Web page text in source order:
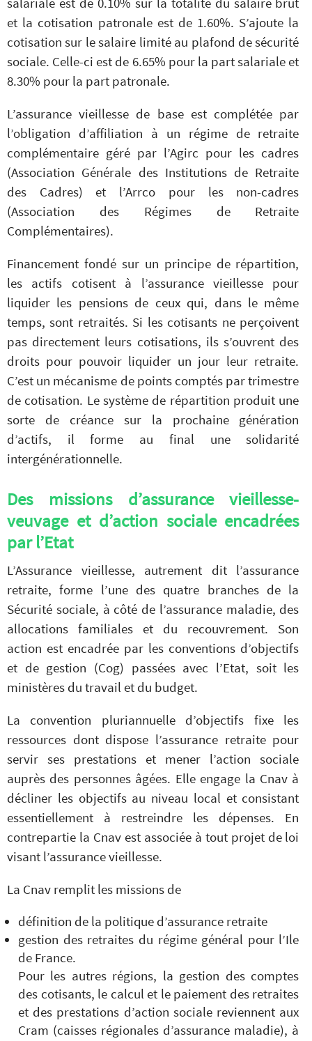
et la cotisation patronale est de 1.60%. S’ajoute la
cotisation sur le salaire limité au plafond de sécurité
sociale. Celle-ci est de 6.65% pour la part salariale et
8.30% pour la part patronale.
L’assurance vieillesse de base est complétée par
l’obligation d’affiliation à un régime de retraite
complémentaire géré par l’Agirc pour les cadres
(Association Générale des Institutions de Retraite
des Cadres) et l’Arrco pour les non-cadres
(Association des Régimes de Retraite
Complémentaires).
Financement fondé sur un principe de répartition,
les actifs cotisent à l’assurance vieillesse pour
liquider les pensions de ceux qui, dans le même
temps, sont retraités. Si les cotisants ne perçoivent
pas directement leurs cotisations, ils s’ouvrent des
droits pour pouvoir liquider un jour leur retraite.
C’est un mécanisme de points comptés par trimestre
de cotisation. Le système de répartition produit une
sorte de créance sur la prochaine génération
d’actifs, il forme au final une solidarité
intergénérationnelle.
Des missions d’assurance vieillesse-
veuvage et d’action sociale encadrées
par l’Etat
L’Assurance vieillesse, autrement dit l’assurance
retraite, forme l’une des quatre branches de la
Sécurité sociale, à côté de l’assurance maladie, des
allocations familiales et du recouvrement. Son
action est encadrée par les conventions d’objectifs
et de gestion (Cog) passées avec l’Etat, soit les
ministères du travail et du budget.
La convention pluriannuelle d’objectifs fixe les
ressources dont dispose l’assurance retraite pour
servir ses prestations et mener l’action sociale
auprès des personnes âgées. Elle engage la Cnav à
décliner les objectifs au niveau local et consistant
essentiellement à restreindre les dépenses. En
contrepartie la Cnav est associée à tout projet de loi
visant l’assurance vieillesse.
La Cnav remplit les missions de
définition de la politique d’assurance retraite
gestion des retraites du régime général pour l’Ile
de France.
Pour les autres régions, la gestion des comptes
des cotisants, le calcul et le paiement des retraites
et des prestations d’action sociale reviennent aux
Cram (caisses régionales d’assurance maladie), à